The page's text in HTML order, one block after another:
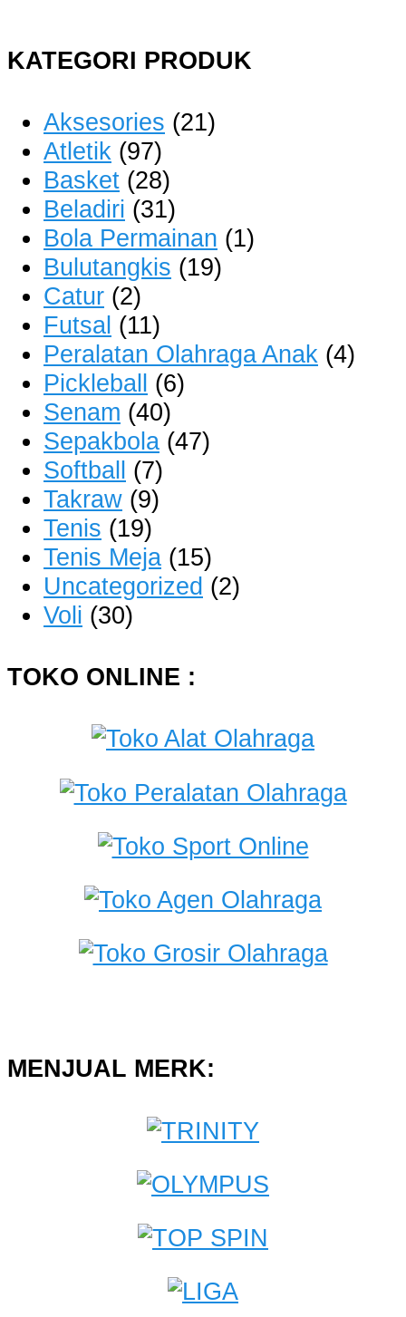
KATEGORI PRODUK
Aksesories (21)
Atletik (97)
Basket (28)
Beladiri (31)
Bola Permainan (1)
Bulutangkis (19)
Catur (2)
Futsal (11)
Peralatan Olahraga Anak (4)
Pickleball (6)
Senam (40)
Sepakbola (47)
Softball (7)
Takraw (9)
Tenis (19)
Tenis Meja (15)
Uncategorized (2)
Voli (30)
TOKO ONLINE :
MENJUAL MERK: